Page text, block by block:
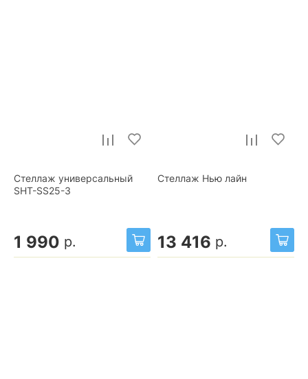
Стеллаж универсальный
SHT-SS25-3
1 990 р.
Стеллаж Нью лайн
13 416 р.